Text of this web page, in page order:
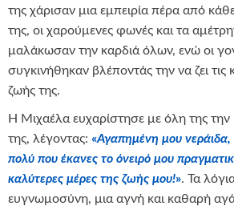
της χάρισαν μια εμπειρία πέρα από
της, οι χαρούμενες φωνές και τα
μαλάκωσαν την καρδιά όλων, ενώ οι
συγκινήθηκαν βλέποντάς την να ζει τις
ζωής της.
Η Μιχαέλα ευχαρίστησε με όλη της την
της, λέγοντας: «Αγαπημένη μου
πολύ που έκανες το όνειρό μου
καλύτερες μέρες της ζωής μου!». Τα
ευγνωμοσύνη, μια αγνή και καθαρή